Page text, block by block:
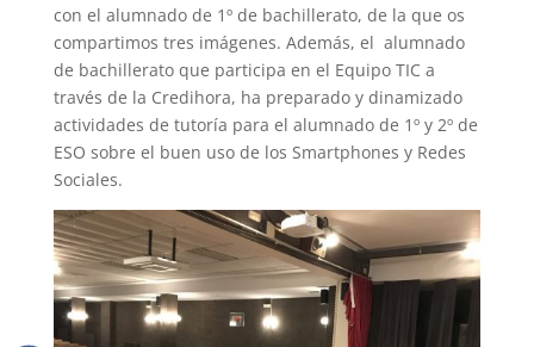
con el alumnado de 1º de bachillerato, de la que os
compartimos tres imágenes. Además, el alumnado
de bachillerato que participa en el Equipo TIC a
través de la Credihora, ha preparado y dinamizado
actividades de tutoría para el alumnado de 1º y 2º de
ESO sobre el buen uso de los Smartphones y Redes
Sociales.